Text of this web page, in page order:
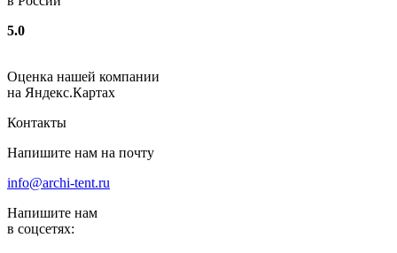
5.0
Оценка нашей компании
на Яндекс.Картах
Контакты
Напишите нам на почту
info@archi-tent.ru
Напишите нам
в соцсетях: